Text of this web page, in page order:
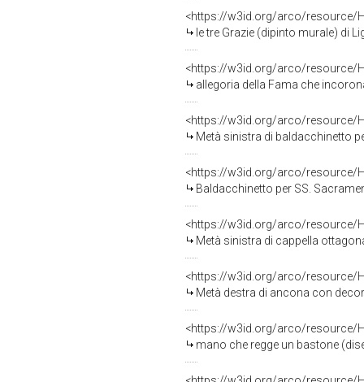
<https://w3id.org/arco/resource/
le tre Grazie (dipinto murale) di
<https://w3id.org/arco/resource/
allegoria della Fama che
<https://w3id.org/arco/resource/
Metà sinistra di baldacchinetto per SS.
<https://w3id.org/arco/resource/
Baldacchinetto per SS. Sacramento
<https://w3id.org/arco/resource/
Metà sinistra di cappella ottagonale
<https://w3id.org/arco/resource/
Metà destra di ancona con
<https://w3id.org/arco/resource/
mano che regge un bastone